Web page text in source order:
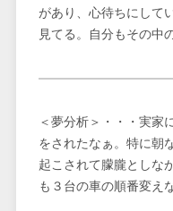
があり、心待ちにして
見てる。自分もその中
＜夢分析＞・・・実家
をされたなぁ。特に朝
起こされて朦朧としな
も３台の車の順番変え